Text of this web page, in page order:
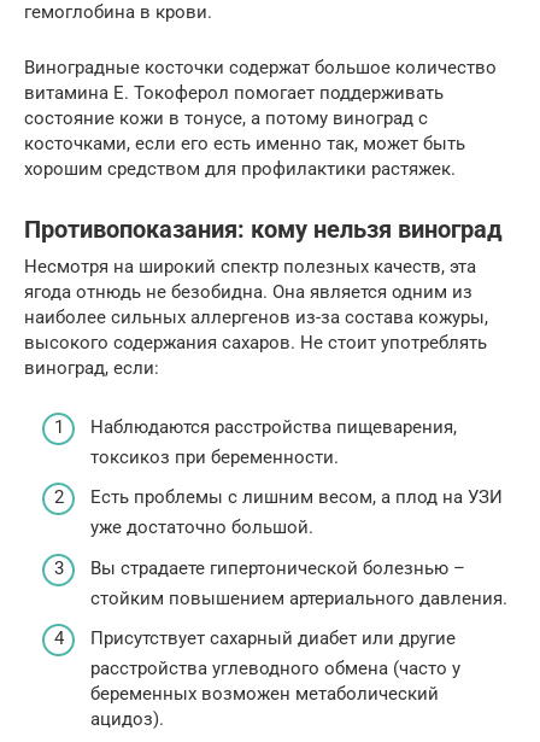
гемоглобина в крови.
Виноградные косточки содержат большое количество
витамина Е. Токоферол помогает поддерживать
состояние кожи в тонусе, а потому виноград с
косточками, если его есть именно так, может быть
хорошим средством для профилактики растяжек.
Противопоказания: кому нельзя виноград
Несмотря на широкий спектр полезных качеств, эта
ягода отнюдь не безобидна. Она является одним из
наиболее сильных аллергенов из-за состава кожуры,
высокого содержания сахаров. Не стоит употреблять
виноград, если:
Наблюдаются расстройства пищеварения,
токсикоз при беременности.
Есть проблемы с лишним весом, а плод на УЗИ
уже достаточно большой.
Вы страдаете гипертонической болезнью –
стойким повышением артериального давления.
Присутствует сахарный диабет или другие
расстройства углеводного обмена (часто у
беременных возможен метаболический
ацидоз).